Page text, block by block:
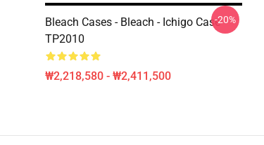
Bleach Cases - Bleach - Ichigo Case
TP2010
₩2,218,580 - ₩2,411,500
-20%